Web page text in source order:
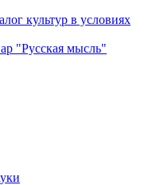
культур в условиях
"Русская мысль"